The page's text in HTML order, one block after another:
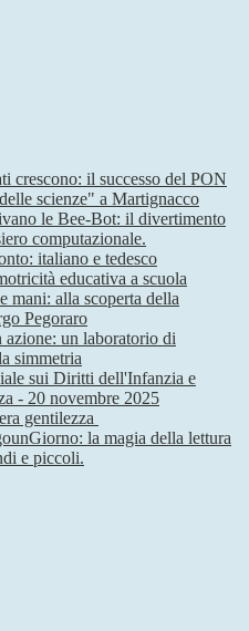
crescono: il successo del PON
scienze" a Martignacco
le Bee-Bot: il divertimento
computazionale.
italiano e tedesco
educativa a scuola
mani: alla scoperta della
Pegoraro
azione: un laboratorio di
simmetria
sui Diritti dell'Infanzia e
- 20 novembre 2025
gentilezza
la magia della lettura
e piccoli.